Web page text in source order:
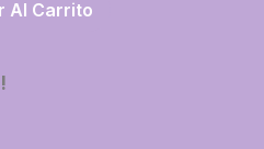
Al Carrito